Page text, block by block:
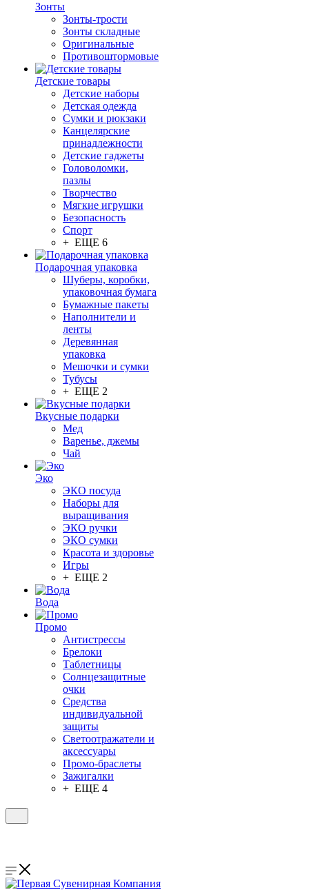
Зонты
Зонты-трости
Зонты складные
Оригинальные
Противоштормовые
Детские товары
Детские наборы
Детская одежда
Сумки и рюкзаки
Канцелярские
принадлежности
Детские гаджеты
Головоломки,
пазлы
Творчество
Мягкие игрушки
Безопасность
Спорт
+ ЕЩЕ 6
Подарочная упаковка
Шуберы, коробки,
упаковочная бумага
Бумажные пакеты
Наполнители и
ленты
Деревянная
упаковка
Мешочки и сумки
Тубусы
+ ЕЩЕ 2
Вкусные подарки
Мед
Варенье, джемы
Чай
Эко
ЭКО посуда
Наборы для
выращивания
ЭКО ручки
ЭКО сумки
Красота и здоровье
Игры
+ ЕЩЕ 2
Вода
Промо
Антистрессы
Брелоки
Таблетницы
Солнцезащитные
очки
Средства
индивидуальной
защиты
Светоотражатели и
аксессуары
Промо-браслеты
Зажигалки
+ ЕЩЕ 4